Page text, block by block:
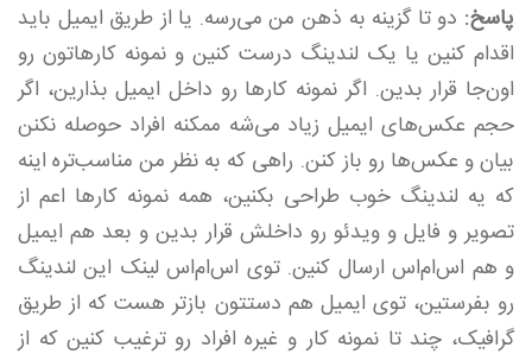
پاسخ: دو تا گزینه به ذهن من می‌رسه. یا از طریق ایمیل باید
اقدام کنین یا یک لندینگ درست کنین و نمونه کارهاتون رو
او‌ن‌جا قرار بدین. اگر نمونه کارها رو داخل ایمیل بذارین، اگر
حجم عکس‌های ایمیل زیاد می‌شه ممکنه افراد حوصله نکنن
بیان و عکس‌ها رو باز کنن. راهی که به نظر من مناسب‌تره اینه
که یه لندینگ خوب طراحی بکنین، همه نمونه کارها اعم از
تصویر و فایل و ویدئو رو داخلش قرار بدین و بعد هم ایمیل
و هم اس‌ام‌اس ارسال کنین. توی اس‌ام‌اس لینک این لندینگ
رو بفرستین، توی ایمیل هم دستتون بازتر هست که از طریق
گرافیک، چند تا نمونه کار و غیره افراد رو ترغیب کنین که از